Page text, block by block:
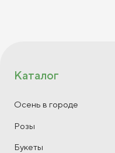
Каталог
Осень в городе
Розы
Букеты